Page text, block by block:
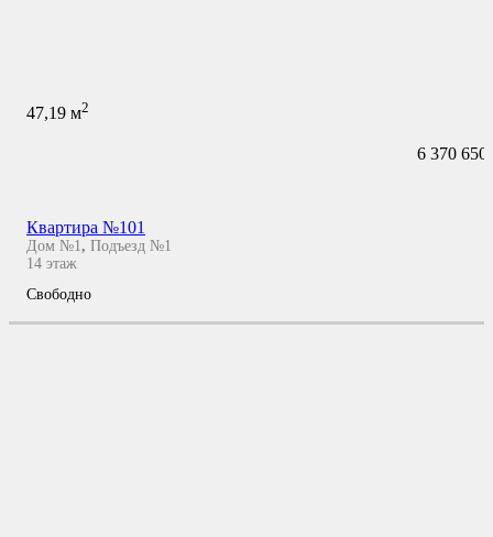
47,19 м2
6 370 650
Квартира №101
Дом №1 , Подъезд №1
14 этаж
Свободно